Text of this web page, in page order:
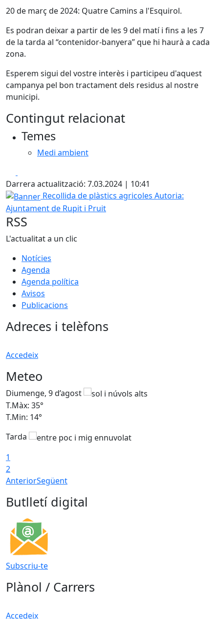
20 de març de 2024: Quatre Camins a l'Esquirol.
Es podran deixar a partir de les 9 del matí i fins a les 7
de la tarda al “contenidor-banyera” que hi haurà a cada
zona.
Esperem sigui del vostre interès i participeu d'aquest
campanya pel bon tractament dels residus al nostre
municipi.
Contingut relacionat
Temes
Medi ambient
Darrera actualització: 7.03.2024 | 10:41
Banner
Recollida de plàstics agricoles Autoria:
Ajuntament de Rupit i Pruit
RSS
L'actualitat a un clic
Notícies
Agenda
Agenda política
Avisos
Publicacions
Adreces i telèfons
Accedeix
Meteo
Diumenge, 9 d’agost
T.Màx: 35°
T.Min: 14°
Tarda
1
2
AnteriorSegüent
Butlletí digital
Subscriu-te
Plànol / Carrers
Accedeix